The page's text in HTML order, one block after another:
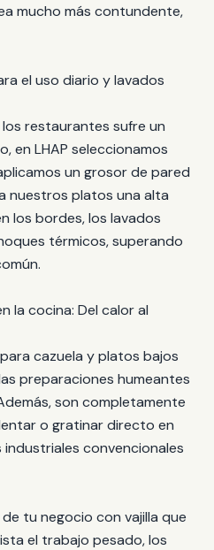
mucho más contundente,
el uso diario y lavados
restaurantes sufre un
en LHAP seleccionamos
un grosor de pared
nuestros platos una alta
los bordes, los lavados
térmicos, superando
la cocina: Del calor al
cazuela y platos bajos
preparaciones humeantes
son completamente
o gratinar directo en
convencionales
tu negocio con vajilla que
el trabajo pesado, los